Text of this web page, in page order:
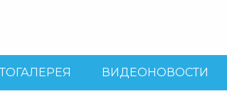
ВИДЕОНОВОСТИ